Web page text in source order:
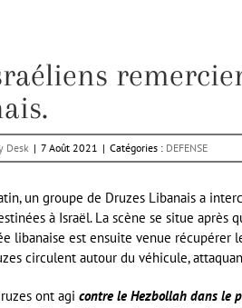
Desk | 7 Août 2021 | Catégories : DEFENSE
un groupe de Druzes Libanais a
à Israël. La scène se situe
libanaise est ensuite venue
circulent autour du véhicule,
ont agi contre le Hezbollah dans le